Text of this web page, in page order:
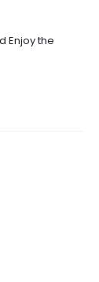
Enjoy the